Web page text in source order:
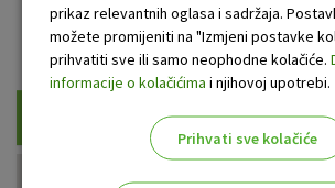
Prikaži samo uplatne bankomate
prikaz relevantnih oglasa i sadržaja.
možete promijeniti na "Izmjeni postavke
prihvatiti sve ili samo neophodne kolačiće.
informacije o kolačićima i njihovoj upotrebi.
Prihvati sve kolačiće